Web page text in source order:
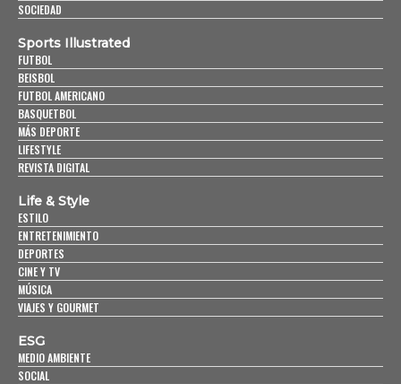
SOCIEDAD
Sports Illustrated
FUTBOL
BEISBOL
FUTBOL AMERICANO
BASQUETBOL
MÁS DEPORTE
LIFESTYLE
REVISTA DIGITAL
Life & Style
ESTILO
ENTRETENIMIENTO
DEPORTES
CINE Y TV
MÚSICA
VIAJES Y GOURMET
ESG
MEDIO AMBIENTE
SOCIAL